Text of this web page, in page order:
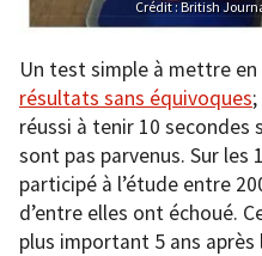
Crédit : British
Un test simple à mettre
résultats sans équivoques
réussi à tenir 10 secondes
sont pas parvenus. Sur les
participé à l’étude entre
d’entre elles ont échoué.
plus important 5 ans après